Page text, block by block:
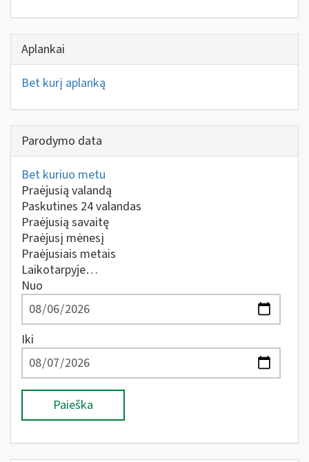
Aplankai
Bet kurį aplanką
Parodymo data
Bet kuriuo metu
Praėjusią valandą
Paskutines 24 valandas
Praėjusią savaitę
Praėjusį mėnesį
Praėjusiais metais
Laikotarpyje…
Nuo
Iki
Paieška